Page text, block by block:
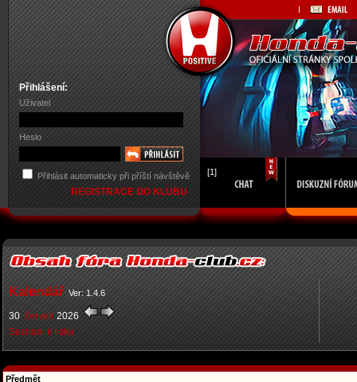
Přihlášení:
Uživatel
Heslo
Přihlásit automaticky při příští návštěvě
REGISTRACE DO KLUBU
[1]
Kalendář Ver: 1.4.6
30 červen 2026
Seznam k tisku
Předmět